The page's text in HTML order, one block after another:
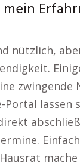
nützlich,
zwingende
Portal lassen